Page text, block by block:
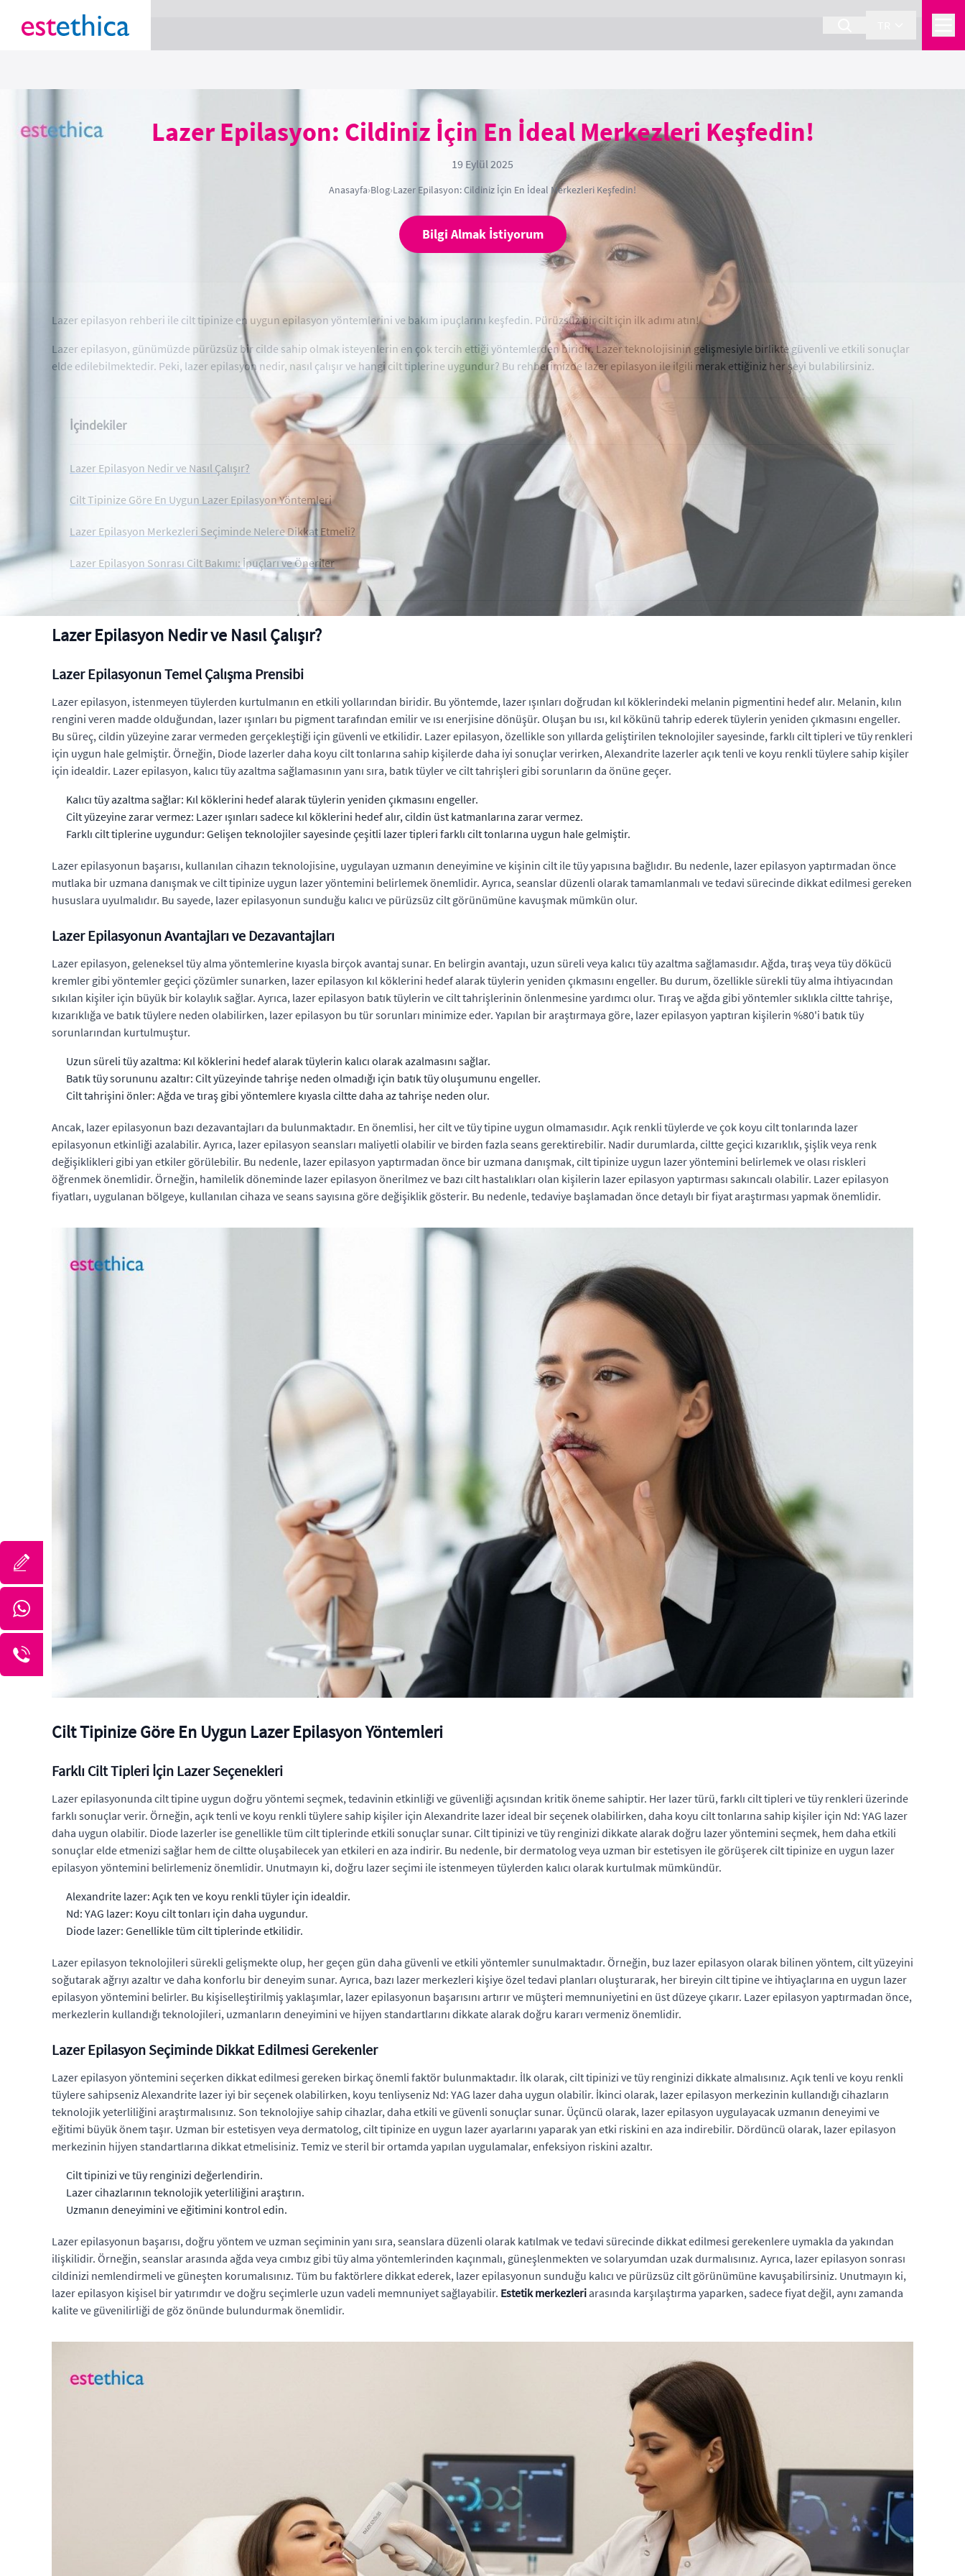
Lazer Epilasyon: Cildiniz İçin En İdeal Merkezleri Keşfedin!
19 Eylül 2025
Anasayfa›Blog›Lazer Epilasyon: Cildiniz İçin En İdeal Merkezleri Keşfedin!
Bilgi Almak İstiyorum
Lazer epilasyon rehberi ile cilt tipinize en uygun epilasyon yöntemlerini ve bakım ipuçlarını keşfedin. Pürüzsüz bir cilt için ilk adımı atın!
Lazer epilasyon, günümüzde pürüzsüz bir cilde sahip olmak isteyenlerin en çok tercih ettiği yöntemlerden biridir. Lazer teknolojisinin gelişmesiyle birlikte güvenli ve etkili sonuçlar
elde edilebilmektedir. Peki, lazer epilasyon nedir, nasıl çalışır ve hangi cilt tiplerine uygundur? Bu rehberimizde lazer epilasyon ile ilgili merak ettiğiniz her şeyi bulabilirsiniz.
İçindekiler
Lazer Epilasyon Nedir ve Nasıl Çalışır?
Cilt Tipinize Göre En Uygun Lazer Epilasyon Yöntemleri
Lazer Epilasyon Merkezleri Seçiminde Nelere Dikkat Etmeli?
Lazer Epilasyon Sonrası Cilt Bakımı: İpuçları ve Öneriler
Lazer Epilasyon Nedir ve Nasıl Çalışır?
Lazer Epilasyonun Temel Çalışma Prensibi
Lazer epilasyon, istenmeyen tüylerden kurtulmanın en etkili yollarından biridir. Bu yöntemde, lazer ışınları doğrudan kıl köklerindeki melanin pigmentini hedef alır. Melanin, kılın
rengini veren madde olduğundan, lazer ışınları bu pigment tarafından emilir ve ısı enerjisine dönüşür. Oluşan bu ısı, kıl kökünü tahrip ederek tüylerin yeniden çıkmasını engeller.
Bu süreç, cildin yüzeyine zarar vermeden gerçekleştiği için güvenli ve etkilidir. Lazer epilasyon, özellikle son yıllarda geliştirilen teknolojiler sayesinde, farklı cilt tipleri ve tüy renkleri
için uygun hale gelmiştir. Örneğin, Diode lazerler daha koyu cilt tonlarına sahip kişilerde daha iyi sonuçlar verirken, Alexandrite lazerler açık tenli ve koyu renkli tüylere sahip kişiler
için idealdir. Lazer epilasyon, kalıcı tüy azaltma sağlamasının yanı sıra, batık tüyler ve cilt tahrişleri gibi sorunların da önüne geçer.
Kalıcı tüy azaltma sağlar: Kıl köklerini hedef alarak tüylerin yeniden çıkmasını engeller.
Cilt yüzeyine zarar vermez: Lazer ışınları sadece kıl köklerini hedef alır, cildin üst katmanlarına zarar vermez.
Farklı cilt tiplerine uygundur: Gelişen teknolojiler sayesinde çeşitli lazer tipleri farklı cilt tonlarına uygun hale gelmiştir.
Lazer epilasyonun başarısı, kullanılan cihazın teknolojisine, uygulayan uzmanın deneyimine ve kişinin cilt ile tüy yapısına bağlıdır. Bu nedenle, lazer epilasyon yaptırmadan önce
mutlaka bir uzmana danışmak ve cilt tipinize uygun lazer yöntemini belirlemek önemlidir. Ayrıca, seanslar düzenli olarak tamamlanmalı ve tedavi sürecinde dikkat edilmesi gereken
hususlara uyulmalıdır. Bu sayede, lazer epilasyonun sunduğu kalıcı ve pürüzsüz cilt görünümüne kavuşmak mümkün olur.
Lazer Epilasyonun Avantajları ve Dezavantajları
Lazer epilasyon, geleneksel tüy alma yöntemlerine kıyasla birçok avantaj sunar. En belirgin avantajı, uzun süreli veya kalıcı tüy azaltma sağlamasıdır. Ağda, tıraş veya tüy dökücü
kremler gibi yöntemler geçici çözümler sunarken, lazer epilasyon kıl köklerini hedef alarak tüylerin yeniden çıkmasını engeller. Bu durum, özellikle sürekli tüy alma ihtiyacından
sıkılan kişiler için büyük bir kolaylık sağlar. Ayrıca, lazer epilasyon batık tüylerin ve cilt tahrişlerinin önlenmesine yardımcı olur. Tıraş ve ağda gibi yöntemler sıklıkla ciltte tahrişe,
kızarıklığa ve batık tüylere neden olabilirken, lazer epilasyon bu tür sorunları minimize eder. Yapılan bir araştırmaya göre, lazer epilasyon yaptıran kişilerin %80'i batık tüy
sorunlarından kurtulmuştur.
Uzun süreli tüy azaltma: Kıl köklerini hedef alarak tüylerin kalıcı olarak azalmasını sağlar.
Batık tüy sorununu azaltır: Cilt yüzeyinde tahrişe neden olmadığı için batık tüy oluşumunu engeller.
Cilt tahrişini önler: Ağda ve tıraş gibi yöntemlere kıyasla ciltte daha az tahrişe neden olur.
Ancak, lazer epilasyonun bazı dezavantajları da bulunmaktadır. En önemlisi, her cilt ve tüy tipine uygun olmamasıdır. Açık renkli tüylerde ve çok koyu cilt tonlarında lazer
epilasyonun etkinliği azalabilir. Ayrıca, lazer epilasyon seansları maliyetli olabilir ve birden fazla seans gerektirebilir. Nadir durumlarda, ciltte geçici kızarıklık, şişlik veya renk
değişiklikleri gibi yan etkiler görülebilir. Bu nedenle, lazer epilasyon yaptırmadan önce bir uzmana danışmak, cilt tipinize uygun lazer yöntemini belirlemek ve olası riskleri
öğrenmek önemlidir. Örneğin, hamilelik döneminde lazer epilasyon önerilmez ve bazı cilt hastalıkları olan kişilerin lazer epilasyon yaptırması sakıncalı olabilir. Lazer epilasyon
fiyatları, uygulanan bölgeye, kullanılan cihaza ve seans sayısına göre değişiklik gösterir. Bu nedenle, tedaviye başlamadan önce detaylı bir fiyat araştırması yapmak önemlidir.
Cilt Tipinize Göre En Uygun Lazer Epilasyon Yöntemleri
Farklı Cilt Tipleri İçin Lazer Seçenekleri
Lazer epilasyonunda cilt tipine uygun doğru yöntemi seçmek, tedavinin etkinliği ve güvenliği açısından kritik öneme sahiptir. Her lazer türü, farklı cilt tipleri ve tüy renkleri üzerinde
farklı sonuçlar verir. Örneğin, açık tenli ve koyu renkli tüylere sahip kişiler için Alexandrite lazer ideal bir seçenek olabilirken, daha koyu cilt tonlarına sahip kişiler için Nd: YAG lazer
daha uygun olabilir. Diode lazerler ise genellikle tüm cilt tiplerinde etkili sonuçlar sunar. Cilt tipinizi ve tüy renginizi dikkate alarak doğru lazer yöntemini seçmek, hem daha etkili
sonuçlar elde etmenizi sağlar hem de ciltte oluşabilecek yan etkileri en aza indirir. Bu nedenle, bir dermatolog veya uzman bir estetisyen ile görüşerek cilt tipinize en uygun lazer
epilasyon yöntemini belirlemeniz önemlidir. Unutmayın ki, doğru lazer seçimi ile istenmeyen tüylerden kalıcı olarak kurtulmak mümkündür.
Alexandrite lazer: Açık ten ve koyu renkli tüyler için idealdir.
Nd: YAG lazer: Koyu cilt tonları için daha uygundur.
Diode lazer: Genellikle tüm cilt tiplerinde etkilidir.
Lazer epilasyon teknolojileri sürekli gelişmekte olup, her geçen gün daha güvenli ve etkili yöntemler sunulmaktadır. Örneğin, buz lazer epilasyon olarak bilinen yöntem, cilt yüzeyini
soğutarak ağrıyı azaltır ve daha konforlu bir deneyim sunar. Ayrıca, bazı lazer merkezleri kişiye özel tedavi planları oluşturarak, her bireyin cilt tipine ve ihtiyaçlarına en uygun lazer
epilasyon yöntemini belirler. Bu kişiselleştirilmiş yaklaşımlar, lazer epilasyonun başarısını artırır ve müşteri memnuniyetini en üst düzeye çıkarır. Lazer epilasyon yaptırmadan önce,
merkezlerin kullandığı teknolojileri, uzmanların deneyimini ve hijyen standartlarını dikkate alarak doğru kararı vermeniz önemlidir.
Lazer Epilasyon Seçiminde Dikkat Edilmesi Gerekenler
Lazer epilasyon yöntemini seçerken dikkat edilmesi gereken birkaç önemli faktör bulunmaktadır. İlk olarak, cilt tipinizi ve tüy renginizi dikkate almalısınız. Açık tenli ve koyu renkli
tüylere sahipseniz Alexandrite lazer iyi bir seçenek olabilirken, koyu tenliyseniz Nd: YAG lazer daha uygun olabilir. İkinci olarak, lazer epilasyon merkezinin kullandığı cihazların
teknolojik yeterliliğini araştırmalısınız. Son teknolojiye sahip cihazlar, daha etkili ve güvenli sonuçlar sunar. Üçüncü olarak, lazer epilasyon uygulayacak uzmanın deneyimi ve
eğitimi büyük önem taşır. Uzman bir estetisyen veya dermatolog, cilt tipinize en uygun lazer ayarlarını yaparak yan etki riskini en aza indirebilir. Dördüncü olarak, lazer epilasyon
merkezinin hijyen standartlarına dikkat etmelisiniz. Temiz ve steril bir ortamda yapılan uygulamalar, enfeksiyon riskini azaltır.
Cilt tipinizi ve tüy renginizi değerlendirin.
Lazer cihazlarının teknolojik yeterliliğini araştırın.
Uzmanın deneyimini ve eğitimini kontrol edin.
Lazer epilasyonun başarısı, doğru yöntem ve uzman seçiminin yanı sıra, seanslara düzenli olarak katılmak ve tedavi sürecinde dikkat edilmesi gerekenlere uymakla da yakından
ilişkilidir. Örneğin, seanslar arasında ağda veya cımbız gibi tüy alma yöntemlerinden kaçınmalı, güneşlenmekten ve solaryumdan uzak durmalısınız. Ayrıca, lazer epilasyon sonrası
cildinizi nemlendirmeli ve güneşten korumalısınız. Tüm bu faktörlere dikkat ederek, lazer epilasyonun sunduğu kalıcı ve pürüzsüz cilt görünümüne kavuşabilirsiniz. Unutmayın ki,
lazer epilasyon kişisel bir yatırımdır ve doğru seçimlerle uzun vadeli memnuniyet sağlayabilir. Estetik merkezleri arasında karşılaştırma yaparken, sadece fiyat değil, aynı zamanda
kalite ve güvenilirliği de göz önünde bulundurmak önemlidir.